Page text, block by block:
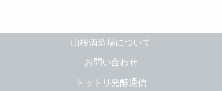
山根酒造場について
お問い合わせ
トットリ発酵通信